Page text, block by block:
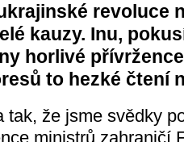
revoluce
kauzy. Inu,
horlivé
to hezké čtení
tak, že jsme svědky
ministrů zahraničí